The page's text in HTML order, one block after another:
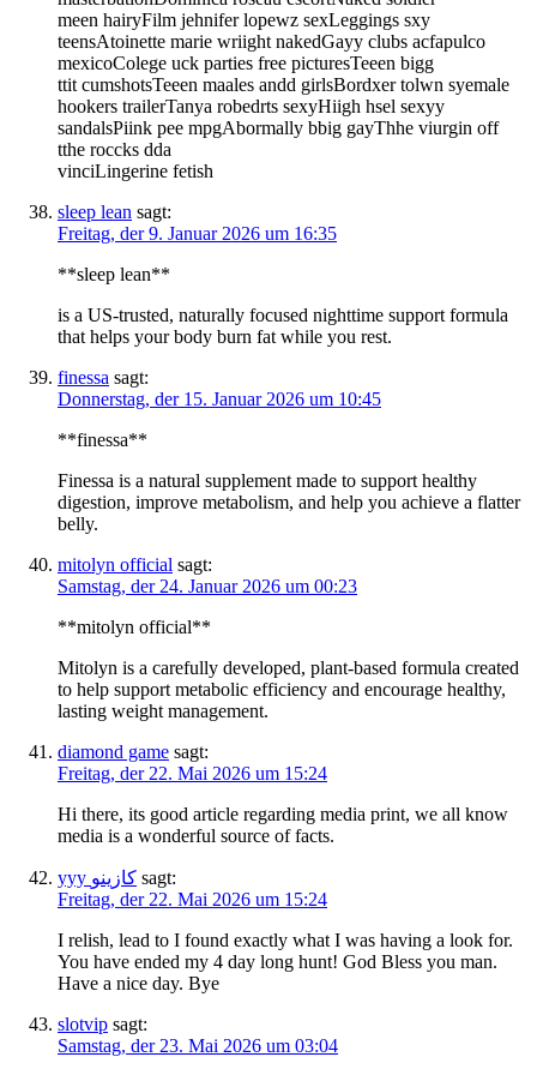
meen hairyFilm jehnifer lopewz sexLeggings sxy
teensAtoinette marie wriight nakedGayy clubs acfapulco
mexicoColege uck parties free picturesTeeen bigg
ttit cumshotsTeeen maales andd girlsBordxer tolwn syemale
hookers trailerTanya robedrts sexyHiigh hsel sexyy
sandalsPiink pee mpgAbormally bbig gayThhe viurgin off
tthe roccks dda
vinciLingerine fetish
sleep lean sagt:
Freitag, der 9. Januar 2026 um 16:35
**sleep lean**
is a US-trusted, naturally focused nighttime support formula
that helps your body burn fat while you rest.
finessa sagt:
Donnerstag, der 15. Januar 2026 um 10:45
**finessa**
Finessa is a natural supplement made to support healthy
digestion, improve metabolism, and help you achieve a flatter
belly.
mitolyn official sagt:
Samstag, der 24. Januar 2026 um 00:23
**mitolyn official**
Mitolyn is a carefully developed, plant-based formula created
to help support metabolic efficiency and encourage healthy,
lasting weight management.
diamond game sagt:
Freitag, der 22. Mai 2026 um 15:24
Hi there, its good article regarding media print, we all know
media is a wonderful source of facts.
yyy كازينو sagt:
Freitag, der 22. Mai 2026 um 15:24
I relish, lead to I found exactly what I was having a look for.
You have ended my 4 day long hunt! God Bless you man.
Have a nice day. Bye
slotvip sagt:
Samstag, der 23. Mai 2026 um 03:04